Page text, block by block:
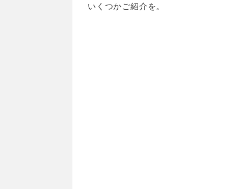
いくつかご紹介を。